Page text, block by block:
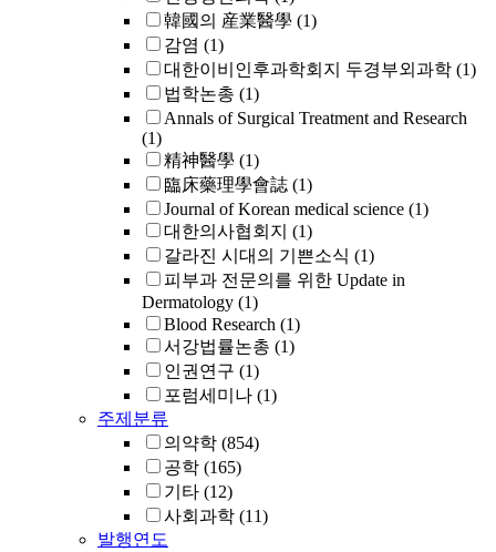
韓國의 産業醫學 (1)
감염 (1)
대한이비인후과학회지 두경부외과학 (1)
법학논총 (1)
Annals of Surgical Treatment and Research
(1)
精神醫學 (1)
臨床藥理學會誌 (1)
Journal of Korean medical science (1)
대한의사협회지 (1)
갈라진 시대의 기쁜소식 (1)
피부과 전문의를 위한 Update in
Dermatology (1)
Blood Research (1)
서강법률논총 (1)
인권연구 (1)
포럼세미나 (1)
주제분류
의약학 (854)
공학 (165)
기타 (12)
사회과학 (11)
발행연도